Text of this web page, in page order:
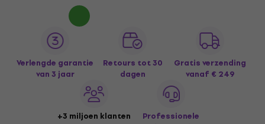
Verlengde garantie
van 3 jaar
Retours tot 30
dagen
Gratis verzending
vanaf € 249
+3 miljoen klanten
Professionele